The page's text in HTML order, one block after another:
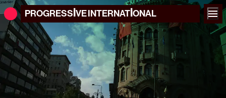
PROGRESSIVEINTERNATIONAL